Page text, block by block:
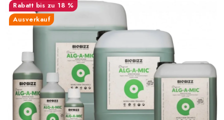
AQUARISTIK
SMARTER GARTEN
Geschäftsbewertung Kaufberatung AGB
Blog
Kontakt
Datenschutzerklärung Impressum
bis zu 18 %
Ausverkauf